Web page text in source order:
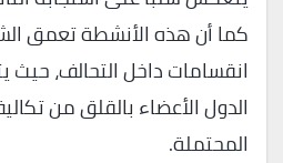
كما أن هذه الأنشطة تعمق
انقسامات داخل التحالف،
الدول الأعضاء بالقلق من
المحتملة.